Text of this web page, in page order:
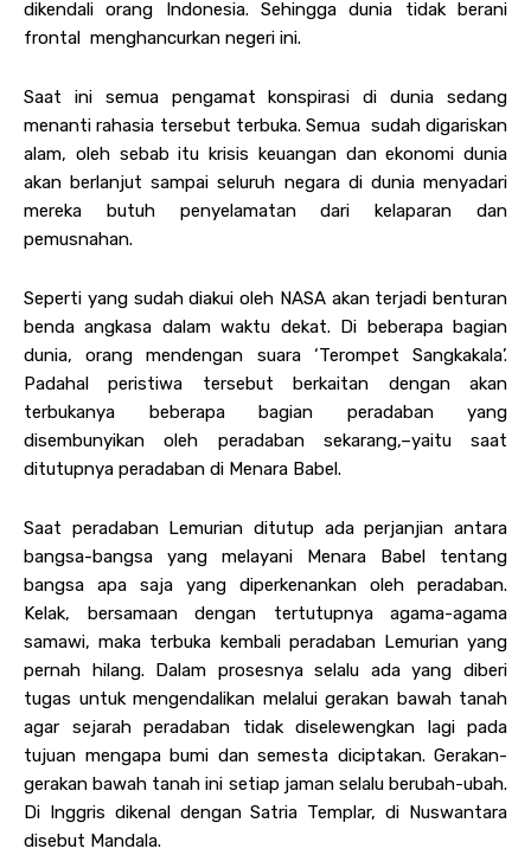
dikendali orang Indonesia. Sehingga dunia tidak berani
frontal menghancurkan negeri ini.
Saat ini semua pengamat konspirasi di dunia sedang
menanti rahasia tersebut terbuka. Semua sudah digariskan
alam, oleh sebab itu krisis keuangan dan ekonomi dunia
akan berlanjut sampai seluruh negara di dunia menyadari
mereka butuh penyelamatan dari kelaparan dan
pemusnahan.
Seperti yang sudah diakui oleh NASA akan terjadi benturan
benda angkasa dalam waktu dekat. Di beberapa bagian
dunia, orang mendengan suara ‘Terompet Sangkakala’.
Padahal peristiwa tersebut berkaitan dengan akan
terbukanya beberapa bagian peradaban yang
disembunyikan oleh peradaban sekarang,–yaitu saat
ditutupnya peradaban di Menara Babel.
Saat peradaban Lemurian ditutup ada perjanjian antara
bangsa-bangsa yang melayani Menara Babel tentang
bangsa apa saja yang diperkenankan oleh peradaban.
Kelak, bersamaan dengan tertutupnya agama-agama
samawi, maka terbuka kembali peradaban Lemurian yang
pernah hilang. Dalam prosesnya selalu ada yang diberi
tugas untuk mengendalikan melalui gerakan bawah tanah
agar sejarah peradaban tidak diselewengkan lagi pada
tujuan mengapa bumi dan semesta diciptakan. Gerakan-
gerakan bawah tanah ini setiap jaman selalu berubah-ubah.
Di Inggris dikenal dengan Satria Templar, di Nuswantara
disebut Mandala.